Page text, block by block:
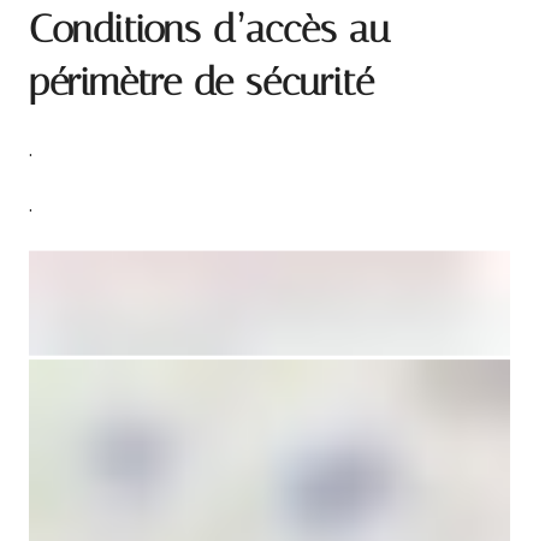
Conditions d’accès au
périmètre de sécurité
.
.